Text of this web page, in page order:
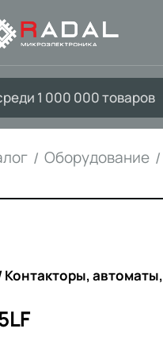
Оборудование
автоматы,